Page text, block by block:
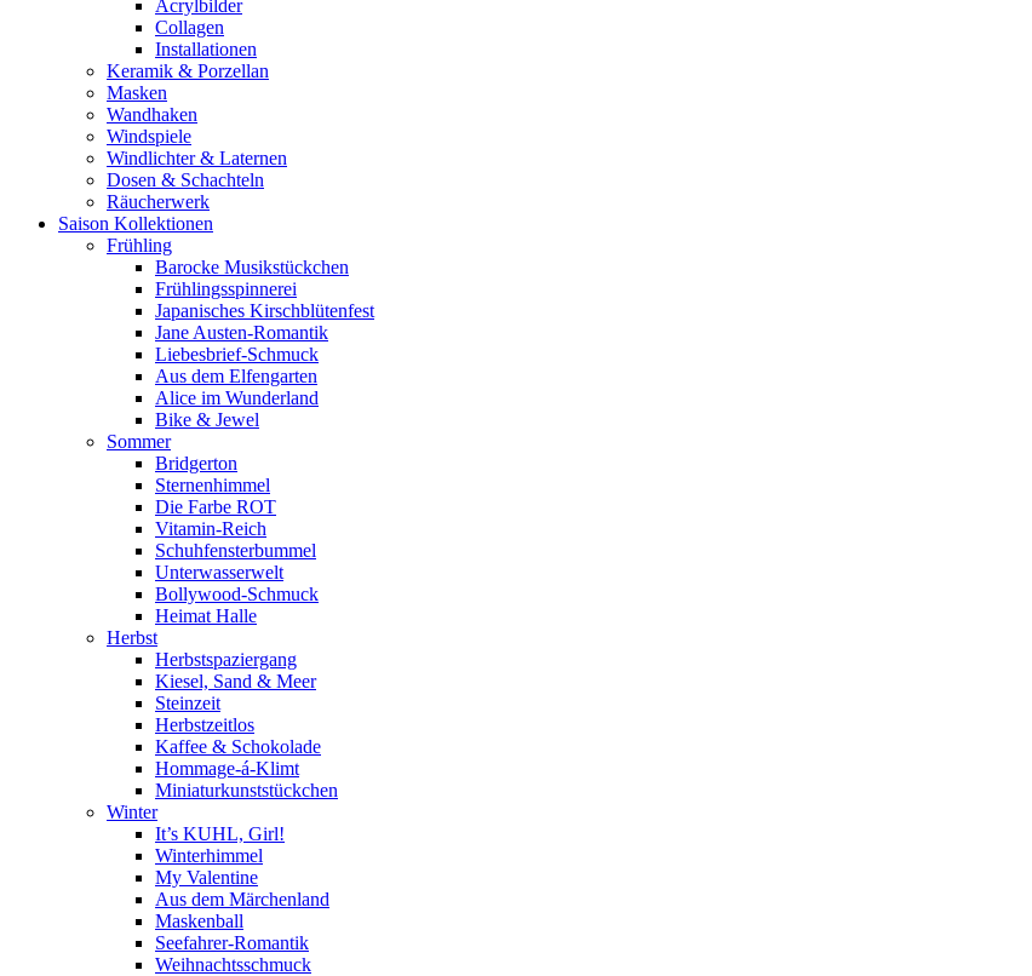
Acrylbilder
Collagen
Installationen
Keramik & Porzellan
Masken
Wandhaken
Windspiele
Windlichter & Laternen
Dosen & Schachteln
Räucherwerk
Saison Kollektionen
Frühling
Barocke Musikstückchen
Frühlingsspinnerei
Japanisches Kirschblütenfest
Jane Austen-Romantik
Liebesbrief-Schmuck
Aus dem Elfengarten
Alice im Wunderland
Bike & Jewel
Sommer
Bridgerton
Sternenhimmel
Die Farbe ROT
Vitamin-Reich
Schuhfensterbummel
Unterwasserwelt
Bollywood-Schmuck
Heimat Halle
Herbst
Herbstspaziergang
Kiesel, Sand & Meer
Steinzeit
Herbstzeitlos
Kaffee & Schokolade
Hommage-á-Klimt
Miniaturkunststückchen
Winter
It’s KUHL, Girl!
Winterhimmel
My Valentine
Aus dem Märchenland
Maskenball
Seefahrer-Romantik
Weihnachtsschmuck